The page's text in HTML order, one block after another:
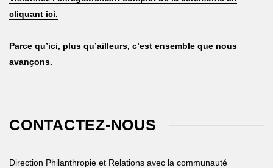
cliquant ici.
Parce qu’ici, plus qu’ailleurs, c’est ensemble que nous
avançons.
CONTACTEZ-NOUS
Direction Philanthropie et Relations avec la communauté